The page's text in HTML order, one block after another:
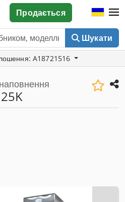
Шукати
Продається
A18721516